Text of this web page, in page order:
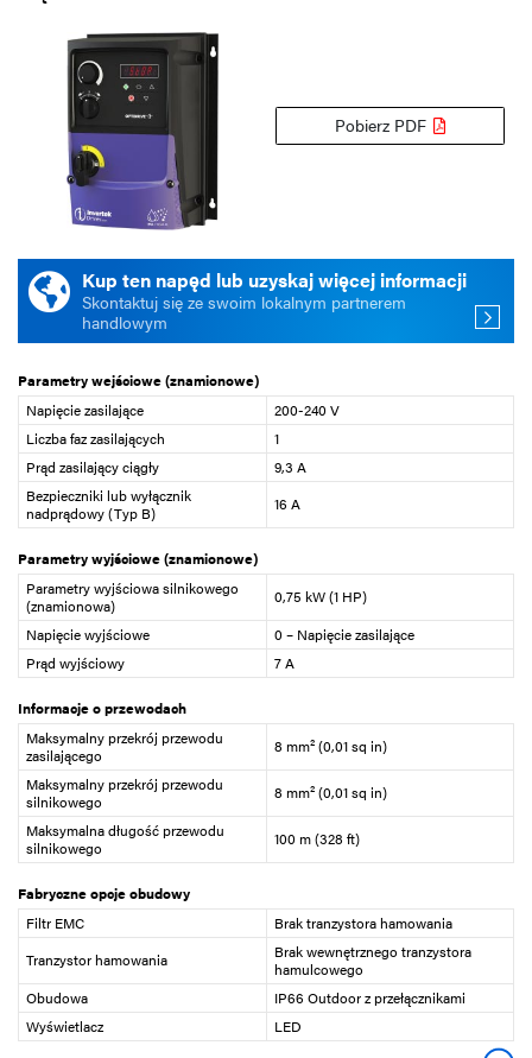
Pobierz PDF
Kup ten napęd lub uzyskaj więcej informacji
Skontaktuj się ze swoim lokalnym partnerem
handlowym
Parametry wejściowe (znamionowe)
Napięcie zasilające
200-240 V
Liczba faz zasilających
1
Prąd zasilający ciągły
9,3 A
Bezpieczniki lub wyłącznik
nadprądowy (Typ B)
16 A
Parametry wyjściowe (znamionowe)
Parametry wyjściowa silnikowego
(znamionowa)
0,75 kW (1 HP)
Napięcie wyjściowe
0 – Napięcie zasilające
Prąd wyjściowy
7 A
Informacje o przewodach
Maksymalny przekrój przewodu
zasilającego
8 mm² (0,01 sq in)
Maksymalny przekrój przewodu
silnikowego
8 mm² (0,01 sq in)
Maksymalna długość przewodu
silnikowego
100 m (328 ft)
Fabryczne opcje obudowy
Filtr EMC
Brak tranzystora hamowania
Tranzystor hamowania
Brak wewnętrznego tranzystora
hamulcowego
Obudowa
IP66 Outdoor z przełącznikami
Wyświetlacz
LED